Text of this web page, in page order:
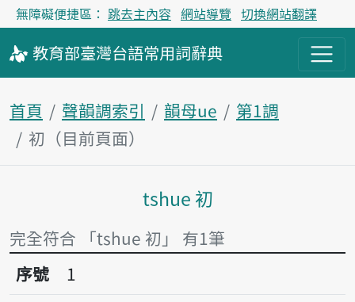
無障礙便捷區： 跳去主內容 網站導覽 切換網站翻譯
教育部臺灣台語常用詞辭典
首頁 聲韻調索引 韻母ue
第1調
初（目前頁面）
主內容區塊
tshue 初
完全符合 「tshue 初」 有1筆
序號1初
序號
1